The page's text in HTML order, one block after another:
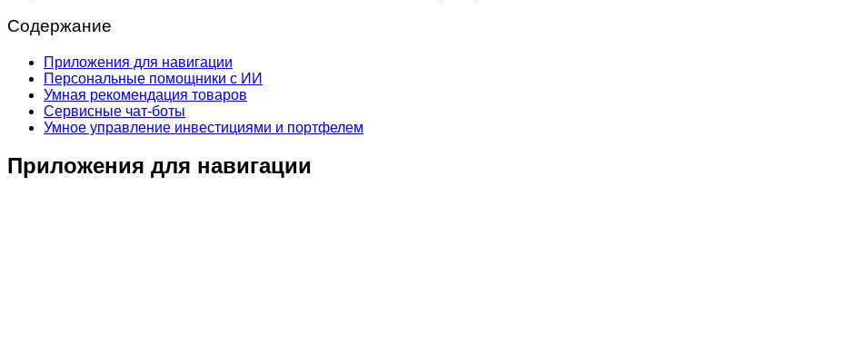
Содержание
Приложения для навигации
Персональные помощники с ИИ
Умная рекомендация товаров
Сервисные чат-боты
Умное управление инвестициями и портфелем
Приложения для навигации